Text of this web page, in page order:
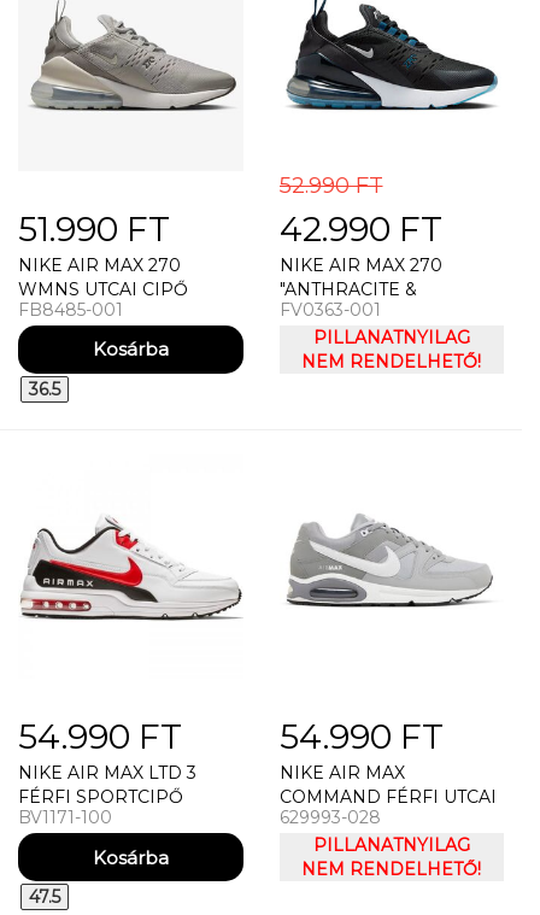
51.990 FT
NIKE AIR MAX 270
WMNS UTCAI CIPŐ
FB8485-001
36.5
52.990 FT
42.990 FT
NIKE AIR MAX 270
"ANTHRACITE &
INDUSTRIAL BLUE"
UTCAI CIPŐ
FV0363-001
PILLANATNYILAG
NEM RENDELHETŐ!
54.990 FT
NIKE AIR MAX LTD 3
FÉRFI SPORTCIPŐ
BV1171-100
47.5
54.990 FT
NIKE AIR MAX
COMMAND FÉRFI UTCAI
CIPŐ SZÜRKE
629993-028
PILLANATNYILAG
NEM RENDELHETŐ!